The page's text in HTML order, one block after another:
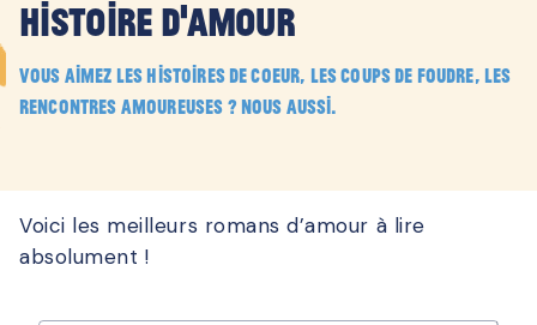
Histoire d'Amour
Vous aimez les histoires de coeur, les coups de foudre, les
rencontres amoureuses ? Nous aussi.
Voici les meilleurs romans d’amour à lire
absolument !